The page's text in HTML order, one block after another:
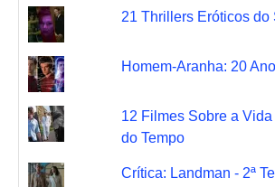
21 Thrillers Eróticos do
Homem-Aranha: 20
12 Filmes Sobre a
do Tempo
Crítica: Landman - 2ª